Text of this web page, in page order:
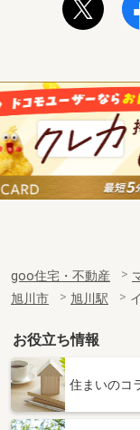
goo住宅・不動産
旭川市
旭川駅
お役立ち情報
住まいのコ